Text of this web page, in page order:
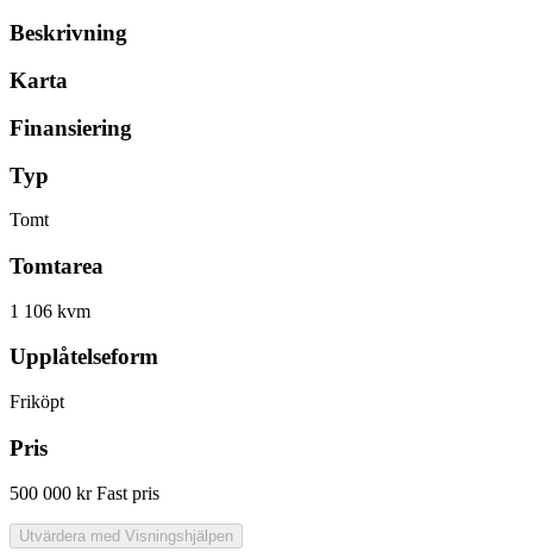
Beskrivning
Karta
Finansiering
Typ
Tomt
Tomtarea
1 106 kvm
Upplåtelseform
Friköpt
Pris
500 000 kr Fast pris
Utvärdera med Visningshjälpen